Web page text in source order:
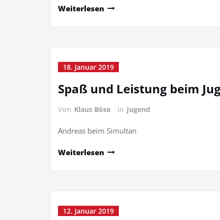
Weiterlesen
18. Januar 2019
Spaß und Leistung beim
Von Klaus Böse in Jugend
Andreas beim Simultan
Weiterlesen
12. Januar 2019